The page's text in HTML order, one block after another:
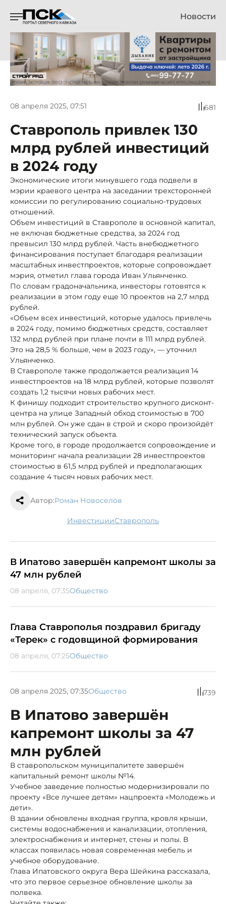
Новости
08 апреля 2025, 07:51 681
Ставрополь привлек 130
млрд рублей инвестиций
в 2024 году
Экономические итоги минувшего года подвели в
мэрии краевого центра на заседании трехсторонней
комиссии по регулированию социально-трудовых
отношений.
Объем инвестиций в Ставрополе в основной капитал,
не включая бюджетные средства, за 2024 год
превысил 130 млрд рублей. Часть внебюджетного
финансирования поступает благодаря реализации
масштабных инвестпроектов, которые сопровождает
мэрия, отметил глава города Иван Ульянченко.
По словам градоначальника, инвесторы готовятся к
реализации в этом году еще 10 проектов на 2,7 млрд
рублей.
«Объем всех инвестиций, которые удалось привлечь
в 2024 году, помимо бюджетных средств, составляет
132 млрд рублей при плане почти в 111 млрд рублей.
Это на 28,5 % больше, чем в 2023 году», — уточнил
Ульянченко.
В Ставрополе также продолжается реализация 14
инвестпроектов на 18 млрд рублей, которые позволят
создать 1,2 тысячи новых рабочих мест.
К финишу подходит строительство крупного дисконт-
центра на улице Западный обход стоимостью в 700
млн рублей. Он уже сдан в строй и скоро произойдёт
технический запуск объекта.
Кроме того, в городе продолжается сопровождение и
мониторинг начала реализации 28 инвестпроектов
стоимостью в 61,5 млрд рублей и предполагающих
создание 4 тысяч новых рабочих мест.
Автор:Роман Новоселов
инвестиции Ставрополь
В Ипатово завершён капремонт школы за
47 млн рублей
08 апреля, 07:35Общество
Глава Ставрополья поздравил бригаду
«Терек» с годовщиной формирования
08 апреля, 07:25Общество
08 апреля 2025, 07:35Общество 739
В Ипатово завершён
капремонт школы за 47
млн рублей
В ставропольском муниципалитете завершён
капитальный ремонт школы №14.
Учебное заведение полностью модернизировали по
проекту «Все лучшее детям» нацпроекта «Молодежь и
дети».
В здании обновлены входная группа, кровля крыши,
системы водоснабжения и канализации, отопления,
электроснабжения и интернет, стены и полы. В
классах появилась новая современная мебель и
учебное оборудование.
Глава Ипатовского округа Вера Шейкина рассказала,
что это первое серьезное обновление школы за
полвека.